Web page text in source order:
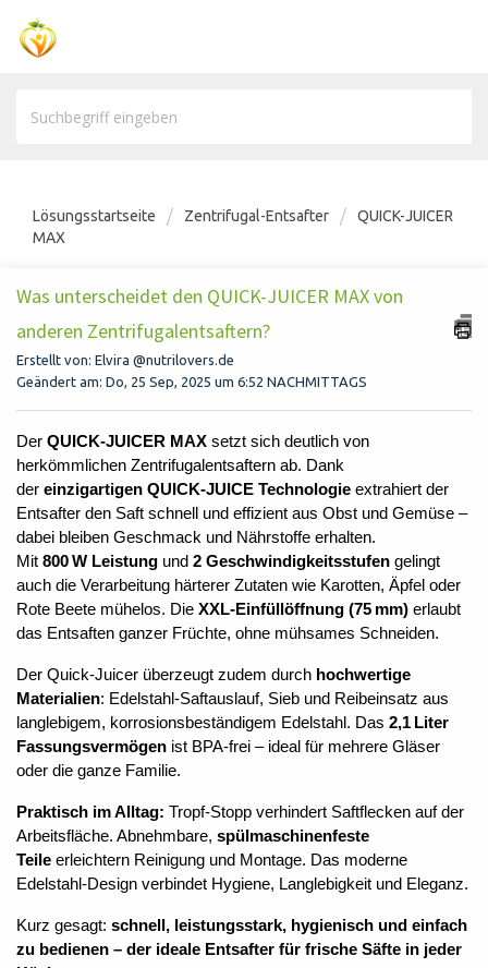
Lösungsstartseite Zentrifugal-Entsafter
QUICK-JUICER
MAX
Was unterscheidet den QUICK-JUICER MAX von
anderen Zentrifugalentsaftern?
Erstellt von: Elvira @nutrilovers.de
Geändert am: Do, 25 Sep, 2025 um 6:52 NACHMITTAGS
Der QUICK-JUICER MAX setzt sich deutlich von
herkömmlichen Zentrifugalentsaftern ab. Dank
der einzigartigen QUICK-JUICE Technologie extrahiert der
Entsafter den Saft schnell und effizient aus Obst und Gemüse –
dabei bleiben Geschmack und Nährstoffe erhalten.
Mit 800 W Leistung und 2 Geschwindigkeitsstufen gelingt
auch die Verarbeitung härterer Zutaten wie Karotten, Äpfel oder
Rote Beete mühelos. Die XXL-Einfüllöffnung (75 mm) erlaubt
das Entsaften ganzer Früchte, ohne mühsames Schneiden.
Der Quick-Juicer überzeugt zudem durch hochwertige
Materialien: Edelstahl-Saftauslauf, Sieb und Reibeinsatz aus
langlebigem, korrosionsbeständigem Edelstahl. Das 2,1 Liter
Fassungsvermögen ist BPA-frei – ideal für mehrere Gläser
oder die ganze Familie.
Praktisch im Alltag: Tropf-Stopp verhindert Saftflecken auf der
Arbeitsfläche. Abnehmbare, spülmaschinenfeste
Teile erleichtern Reinigung und Montage. Das moderne
Edelstahl-Design verbindet Hygiene, Langlebigkeit und Eleganz.
Kurz gesagt: schnell, leistungsstark, hygienisch und einfach
zu bedienen – der ideale Entsafter für frische Säfte in jeder